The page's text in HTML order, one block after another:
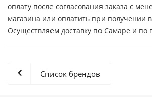
оплату после согласования заказа с
магазина или оплатить при получении
Осуществляем доставку по Самаре и по
Список брендов